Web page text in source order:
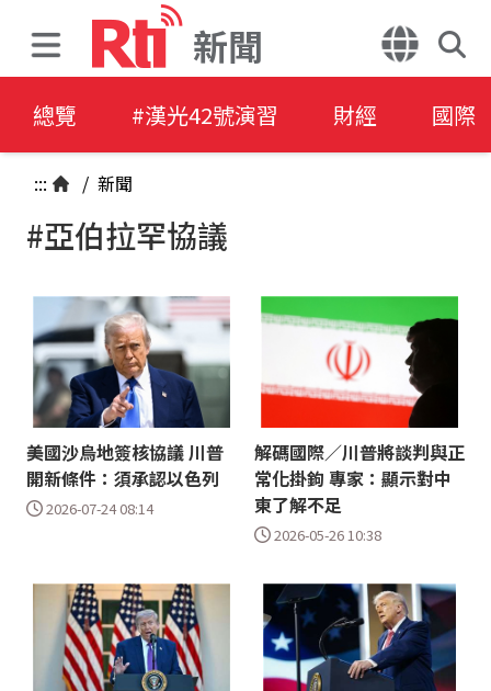
新聞
總覽 #漢光42號演習 財經 國際
::: / 新聞
#亞伯拉罕協議
美國沙烏地簽核協議 川普
開新條件：須承認以色列
2026-07-24 08:14
解碼國際／川普將談判與正
常化掛鉤 專家：顯示對中
東了解不足
2026-05-26 10:38